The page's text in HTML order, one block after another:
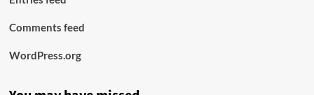
Comments feed
WordPress.org